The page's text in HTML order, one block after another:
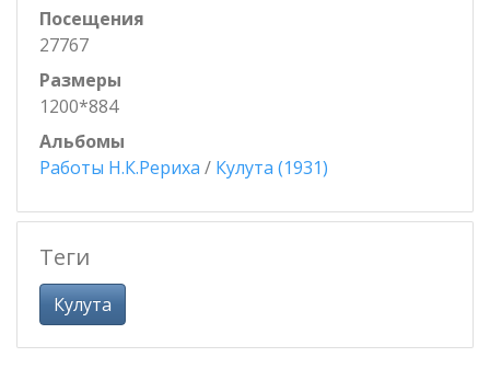
Посещения
27767
Размеры
1200*884
Альбомы
Работы Н.К.Рериха / Кулута (1931)
Теги
Кулута